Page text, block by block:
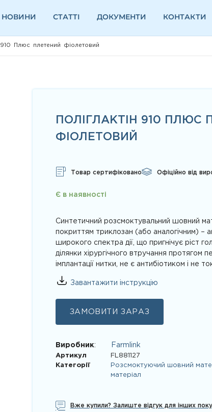
НОВИНИ СТАТТІ ДОКУМЕНТИ КОНТАКТИ
910 Плюс плетений фіолетовий
ПОЛІГЛАКТІН 910 ПЛЮС
ФІОЛЕТОВИЙ
Товар сертифіковано Офіційно від
Є в наявності
Синтетичний розсмоктувальний шовний
покриттям триклозан (або аналогічним) –
широкого спектра дії, що пригнічує ріст
ділянки хірургічного втручання протягом
імплантації нитки, не є антибіотиком і не
Завантажити інструкцію
ЗАМОВИТИ ЗАРАЗ
Виробник: Farmlink
Артикул
FL881127
Категорії
Розсмоктуючий шовний
матеріал
Вже купили? Залиште відгук для інших